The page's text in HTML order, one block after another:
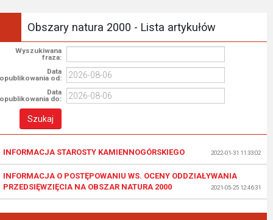
Obszary natura 2000 - Lista artykułów
Wyszukiwana
fraza:
Data
opublikowania od:
Data
opublikowania do:
INFORMACJA STAROSTY KAMIENNOGÓRSKIEGO 2022-01-31 11:33:02
INFORMACJA O POSTĘPOWANIU WS. OCENY ODDZIAŁYWANIA
PRZEDSIĘWZIĘCIA NA OBSZAR NATURA 2000
2021-05-25 12:46:31